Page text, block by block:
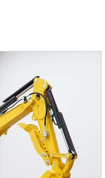
оборудованы